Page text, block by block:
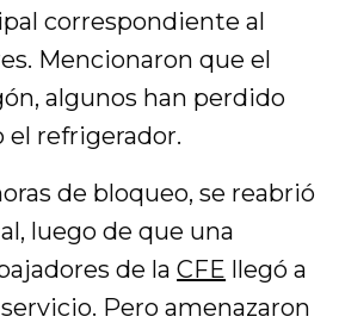
correspondiente al
Mencionaron que el
algunos han perdido
el refrigerador.
de bloqueo, se reabrió
luego de que una
de laCFE llegó a
Pero amenazaron